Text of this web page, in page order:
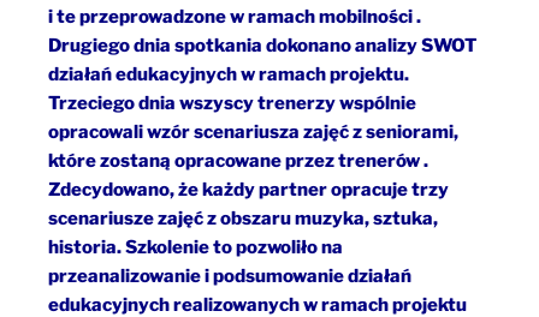
i te przeprowadzone w ramach mobilności .
Drugiego dnia spotkania dokonano analizy SWOT
działań edukacyjnych w ramach projektu.
Trzeciego dnia wszyscy trenerzy wspólnie
opracowali wzór scenariusza zajęć z seniorami,
które zostaną opracowane przez trenerów .
Zdecydowano, że każdy partner opracuje trzy
scenariusze zajęć z obszaru muzyka, sztuka,
historia. Szkolenie to pozwoliło na
przeanalizowanie i podsumowanie działań
edukacyjnych realizowanych w ramach projektu